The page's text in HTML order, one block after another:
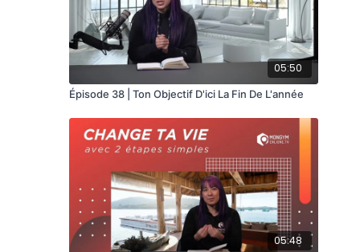
05:50
Épisode 38 | Ton Objectif D'ici La Fin De L'année
05:48